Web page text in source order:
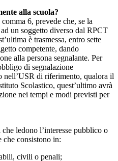
alla scuola?
6, prevede che, se la
un soggetto diverso dal RPCT
è trasmessa, entro sette
competente, dando
alla persona segnalante. Per
di segnalazione
nell’USR di riferimento, qualora il
Scolastico, quest’ultimo avrà
nei tempi e modi previsti per
ledono l’interesse pubblico o
che consistono in:
civili o penali;